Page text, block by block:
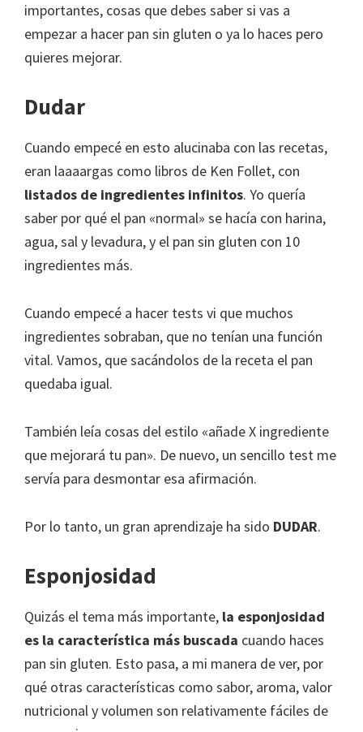
importantes, cosas que debes saber si vas a
empezar a hacer pan sin gluten o ya lo haces pero
quieres mejorar.
Dudar
Cuando empecé en esto alucinaba con las recetas,
eran laaaargas como libros de Ken Follet, con
listados de ingredientes infinitos. Yo quería
saber por qué el pan «normal» se hacía con harina,
agua, sal y levadura, y el pan sin gluten con 10
ingredientes más.
Cuando empecé a hacer tests vi que muchos
ingredientes sobraban, que no tenían una función
vital. Vamos, que sacándolos de la receta el pan
quedaba igual.
También leía cosas del estilo «añade X ingrediente
que mejorará tu pan». De nuevo, un sencillo test me
servía para desmontar esa afirmación.
Por lo tanto, un gran aprendizaje ha sido DUDAR.
Esponjosidad
Quizás el tema más importante, la esponjosidad
es la característica más buscada cuando haces
pan sin gluten. Esto pasa, a mi manera de ver, por
qué otras características como sabor, aroma, valor
nutricional y volumen son relativamente fáciles de